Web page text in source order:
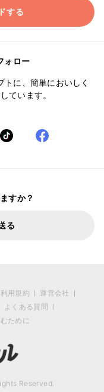
する
ォロー
トに、簡単においしく
ています。
すか？
る
利用規約
運営会社
よくある質問
ために
Reserved.